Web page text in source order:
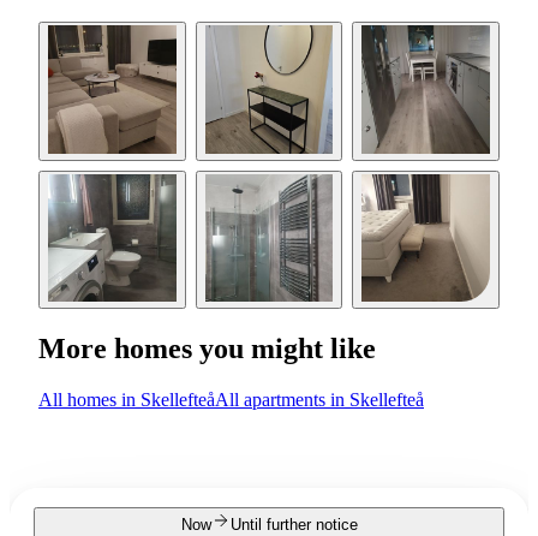
More homes you might like
All homes in SkellefteåAll apartments in Skellefteå
Now Until further notice